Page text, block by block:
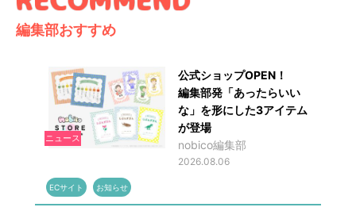
編集部おすすめ
ニュース
公式ショップOPEN！
編集部発「あったらいい
な」を形にした3アイテム
が登場
nobico編集部
2026.08.06
ECサイト お知らせ